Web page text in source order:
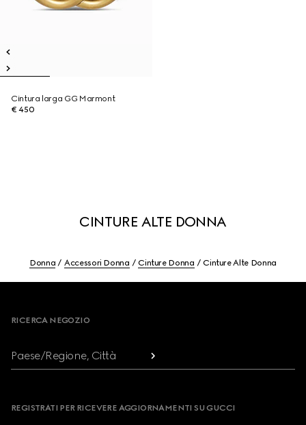
Cintura larga GG Marmont
€ 450
CINTURE ALTE DONNA
Donna Accessori Donna Cinture Donna Cinture Alte Donna
RICERCA NEGOZIO
Paese/Regione, Città
REGISTRATI PER RICEVERE AGGIORNAMENTI SU GUCCI